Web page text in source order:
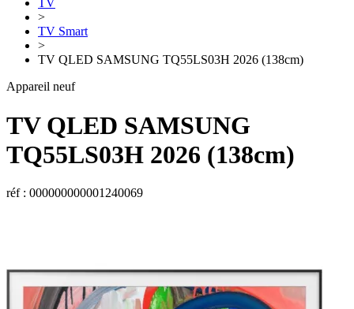
TV
>
TV Smart
>
TV QLED SAMSUNG TQ55LS03H 2026 (138cm)
Appareil neuf
TV QLED SAMSUNG
TQ55LS03H 2026 (138cm)
réf : 000000000001240069